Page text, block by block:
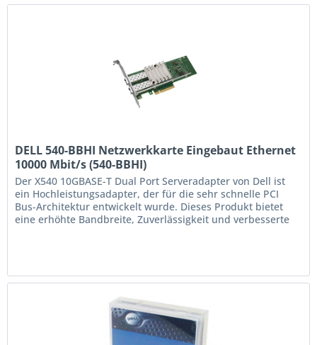
DELL 540-BBHI Netzwerkkarte Eingebaut Ethernet
10000 Mbit/s (540-BBHI)
Der X540 10GBASE-T Dual Port Serveradapter von Dell ist
ein Hochleistungsadapter, der für die sehr schnelle PCI
Bus-Architektur entwickelt wurde. Dieses Produkt bietet
eine erhöhte Bandbreite, Zuverlässigkeit und verbesserte